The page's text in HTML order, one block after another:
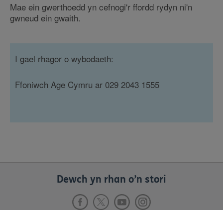
Mae ein gwerthoedd yn cefnogi'r ffordd rydyn ni'n
gwneud ein gwaith.
I gael rhagor o wybodaeth:
Ffoniwch Age Cymru ar 029 2043 1555
Dewch yn rhan o’n stori